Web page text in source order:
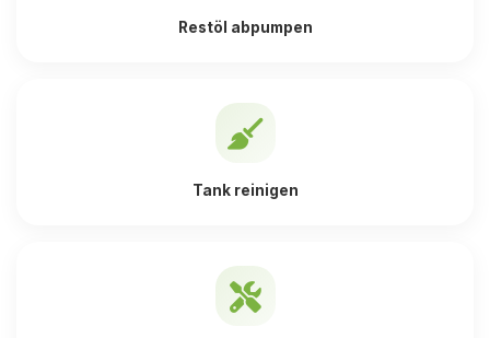
Restöl abpumpen
Tank reinigen